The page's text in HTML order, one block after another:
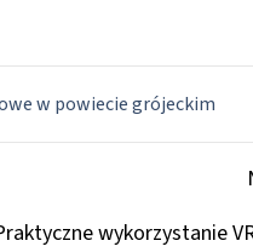
w powiecie grójeckim
wykorzystanie